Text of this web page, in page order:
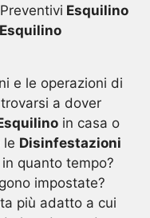
Esquilino
Esquilino
e le operazioni di
a dover
in casa o
le Disinfestazioni
quanto tempo?
impostate?
più adatto a cui